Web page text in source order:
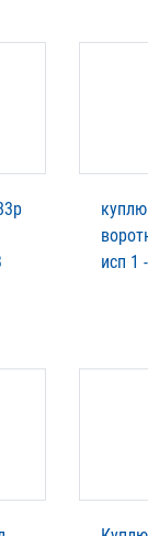
исп 1